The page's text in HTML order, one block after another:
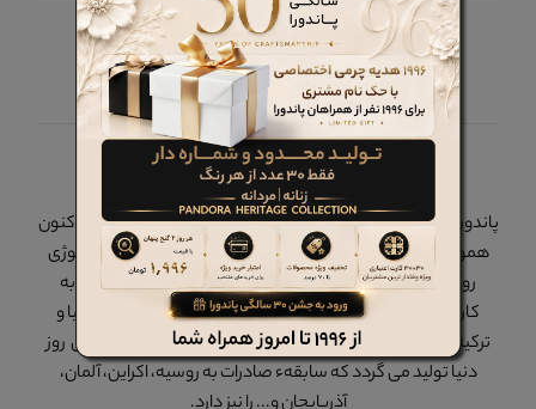
چرم پاندورا را در شبکه های اجتماعی دنبال کنید
پاندورا
پاندورا در سال 1375 در تهران - ایران تاسیس گردید و از آن زمان تاکنون
همواره یکی از پیشروان ایران در همگامی با مد، کیفیت و تکنولوژی
روز دنیا بوده است. محصولات برند پاندورا در داخل کشور و با به
کارگیری نیروهای بومی زیر نظر کارشناسانی از کشورهای ایتالیا و
ترکیه، با استفاده از بهترین متریال داخلی و خارجی و با تکنولوژی روز
دنیا تولید می گردد که سابقهء صادرات به روسیه، اکراین، آلمان،